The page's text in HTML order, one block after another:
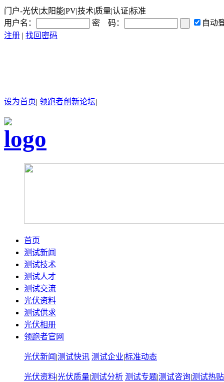
门户-光伏|太阳能|PV|技术|质量|认证|标准
用户名：
密 码：
自动
注册 | 找回密码
设为首页| 领跑者创新论坛|
首页
测试新闻
测试技术
测试人才
测试交流
光伏资料
测试供求
光伏相册
领跑者官网
光伏新闻 |测试快讯 测试企业|标准动态
光伏资料|光伏质量|测试分析 测试专题|测试咨询|测试热贴